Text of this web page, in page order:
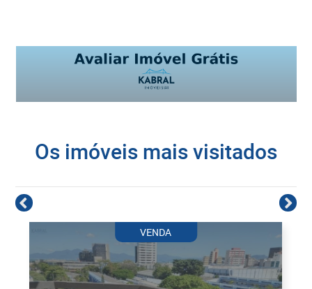
Os imóveis mais visitados
VENDA